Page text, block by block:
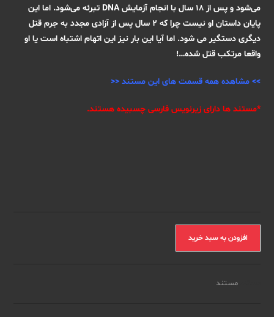
می‌شود و پس از 18 سال با انجام آزمایش DNA تبرئه می‌شود. اما این
پایان داستان او نیست چرا که ۲ سال پس از آزادی مجدد به جرم قتل
دیگری دستگیر می شود. اما آیا این بار نیز این اتهام اشتباه است یا او
واقعا مرتکب قتل شده…!
>>مشاهده همه قسمت های این مستند <<
*مستند ها دارای زیرنویس فارسی چسبیده هستند.
مستند
افزودن به سبد خرید
دسته:مستند